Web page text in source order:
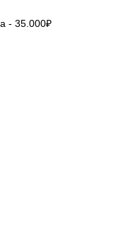
- 35.000₽